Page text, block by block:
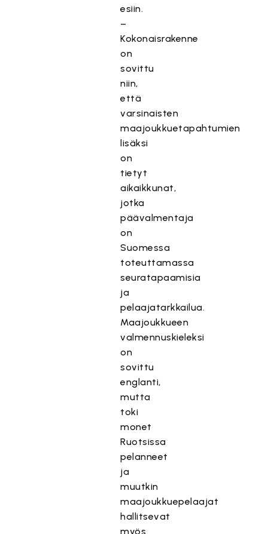
esiin.
–
Kokonaisrakenne
on
sovittu
niin,
että
varsinaisten
maajoukkuetapahtumien
lisäksi
on
tietyt
aikaikkunat,
jotka
päävalmentaja
on
Suomessa
toteuttamassa
seuratapaamisia
ja
pelaajatarkkailua.
Maajoukkueen
valmennuskieleksi
on
sovittu
englanti,
mutta
toki
monet
Ruotsissa
pelanneet
ja
muutkin
maajoukkuepelaajat
hallitsevat
myös